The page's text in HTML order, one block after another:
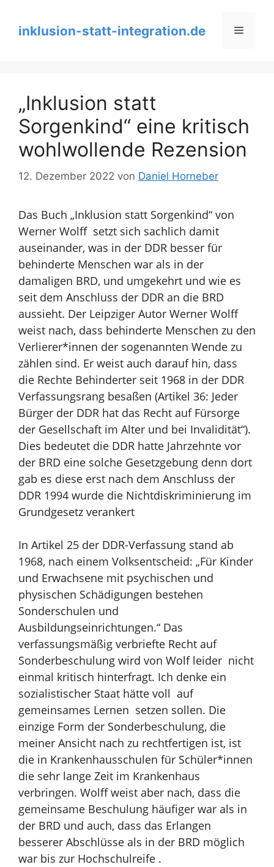
springeninklusion-statt-integration.de Menü
„Inklusion statt
Sorgenkind“ eine kritisch
wohlwollende Rezension
12. Dezember 2022 von Daniel Horneber
Das Buch „Inklusion statt Sorgenkind“ von
Werner Wolff setzt sich sachlich damit
auseinander, was in der DDR besser für
behinderte Menschen war als in der
damaligen BRD, und umgekehrt und wie es
seit dem Anschluss der DDR an die BRD
aussieht. Der Leipziger Autor Werner Wolff
weist nach, dass behinderte Menschen zu den
Verlierer*innen der sogenannten Wende zu
zählen sind. Er weist auch darauf hin, dass
die Rechte Behinderter seit 1968 in der DDR
Verfassungsrang besaßen (Artikel 36: Jeder
Bürger der DDR hat das Recht auf Fürsorge
der Gesellschaft im Alter und bei Invalidität“).
Dies bedeutet die DDR hatte Jahrzehnte vor
der BRD eine solche Gesetzgebung denn dort
gab es diese erst nach dem Anschluss der
DDR 1994 wurde die Nichtdiskriminierung im
Grundgesetz verankert
In Artikel 25 der DDR-Verfassung stand ab
1968, nach einem Volksentscheid: „Für Kinder
und Erwachsene mit psychischen und
physischen Schädigungen bestehen
Sonderschulen und
Ausbildungseinrichtungen.“ Das
verfassungsmäßig verbriefte Recht auf
Sonderbeschulung wird von Wolf leider nicht
einmal kritisch hinterfragt. Ich denke ein
sozialistischer Staat hätte voll auf
gemeinsames Lernen setzen sollen. Die
einzige Form der Sonderbeschulung, die
meiner Ansicht nach zu rechtfertigen ist, ist
die in Krankenhausschulen für Schüler*innen
die sehr lange Zeit im Krankenhaus
verbringen. Wolff weist aber nach, dass die
gemeinsame Beschulung häufiger war als in
der BRD und auch, dass das Erlangen
besserer Abschlüsse als in der BRD möglich
war bis zur Hochschulreife .